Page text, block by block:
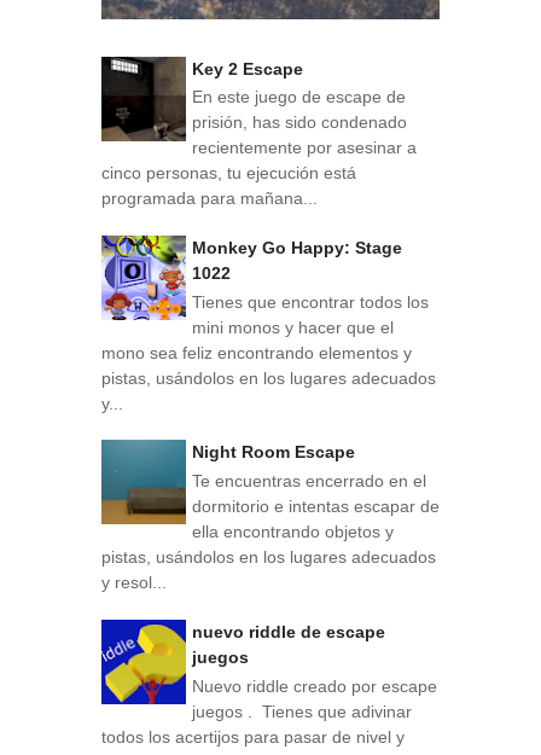
Key 2 Escape
En este juego de escape de
prisión, has sido condenado
recientemente por asesinar a
cinco personas, tu ejecución está
programada para mañana...
Monkey Go Happy: Stage
1022
Tienes que encontrar todos los
mini monos y hacer que el
mono sea feliz encontrando elementos y
pistas, usándolos en los lugares adecuados
y...
Night Room Escape
Te encuentras encerrado en el
dormitorio e intentas escapar de
ella encontrando objetos y
pistas, usándolos en los lugares adecuados
y resol...
nuevo riddle de escape
juegos
Nuevo riddle creado por escape
juegos . Tienes que adivinar
todos los acertijos para pasar de nivel y